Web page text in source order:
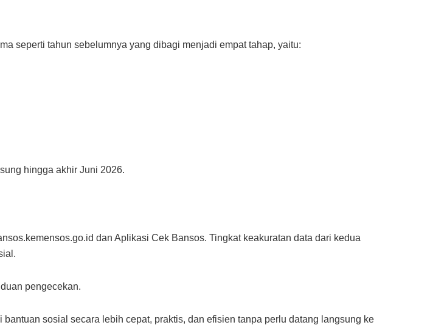
seperti tahun sebelumnya yang dibagi menjadi empat tahap, yaitu:
hingga akhir Juni 2026.
dan Aplikasi Cek Bansos. Tingkat keakuratan data dari kedua
pengecekan.
sosial secara lebih cepat, praktis, dan efisien tanpa perlu datang langsung ke